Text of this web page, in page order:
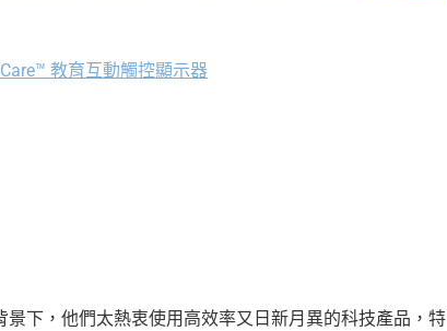
教育互動觸控顯示器
下，他們太熱衷使用高效率又日新月異的科技產品，特